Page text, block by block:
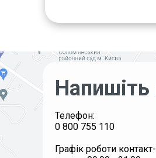
Телефон:
0 800 755 110
Графік роботи